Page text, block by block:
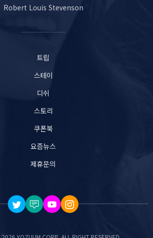
Robert Louis Stevenson
트립
스테이
디쉬
스토리
쿠폰북
요즘뉴스
제휴문의